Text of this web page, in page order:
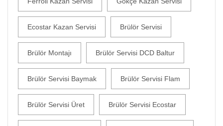
Ecostar Kazan Servisi Brülör Servisi
Brülör Montajı Brülör Servisi DCD Baltur
Brülör Servisi Baymak Brülör Servisi Flam
Brülör Servisi Üret Brülör Servisi Ecostar